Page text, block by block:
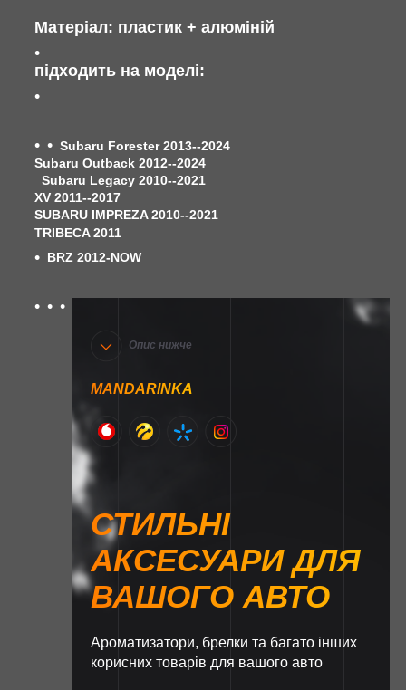
Матеріал: пластик + алюміній
підходить на моделі:
Subaru Forester 2013--2024
Subaru Outback 2012--2024
Subaru Legacy 2010--2021
XV 2011--2017
SUBARU IMPREZA 2010--2021
TRIBECA 2011
BRZ 2012-NOW
Опис нижче
MANDARINKA
СТИЛЬНІ
АКСЕСУАРИ ДЛЯ
ВАШОГО АВТО
Ароматизатори, брелки та багато інших
корисних товарів для вашого авто